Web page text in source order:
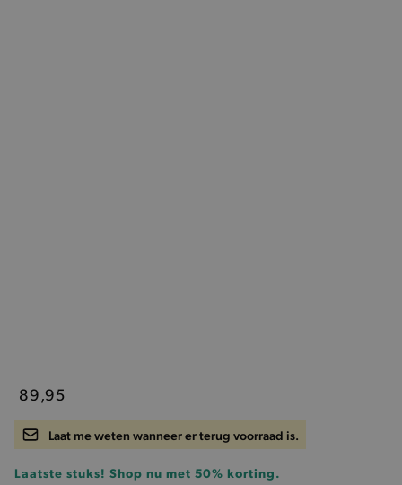
89,95
Laat me weten wanneer er terug voorraad is.
Laatste stuks! Shop nu met 50% korting.